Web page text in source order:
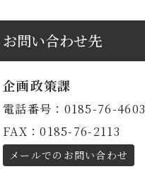
お問い合わせ先
企画政策課
電話番号：0185-76-4603
FAX：0185-76-2113
メールでのお問い合わせ